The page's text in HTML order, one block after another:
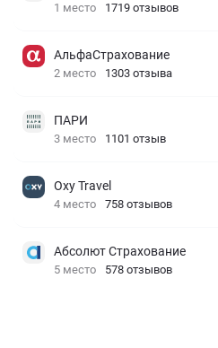
1 место 1719 отзывов
АльфаСтрахование
2 место 1303 отзыва
ПАРИ
3 место 1101 отзыв
Oxy Travel
4 место 758 отзывов
Абсолют Страхование
5 место 578 отзывов